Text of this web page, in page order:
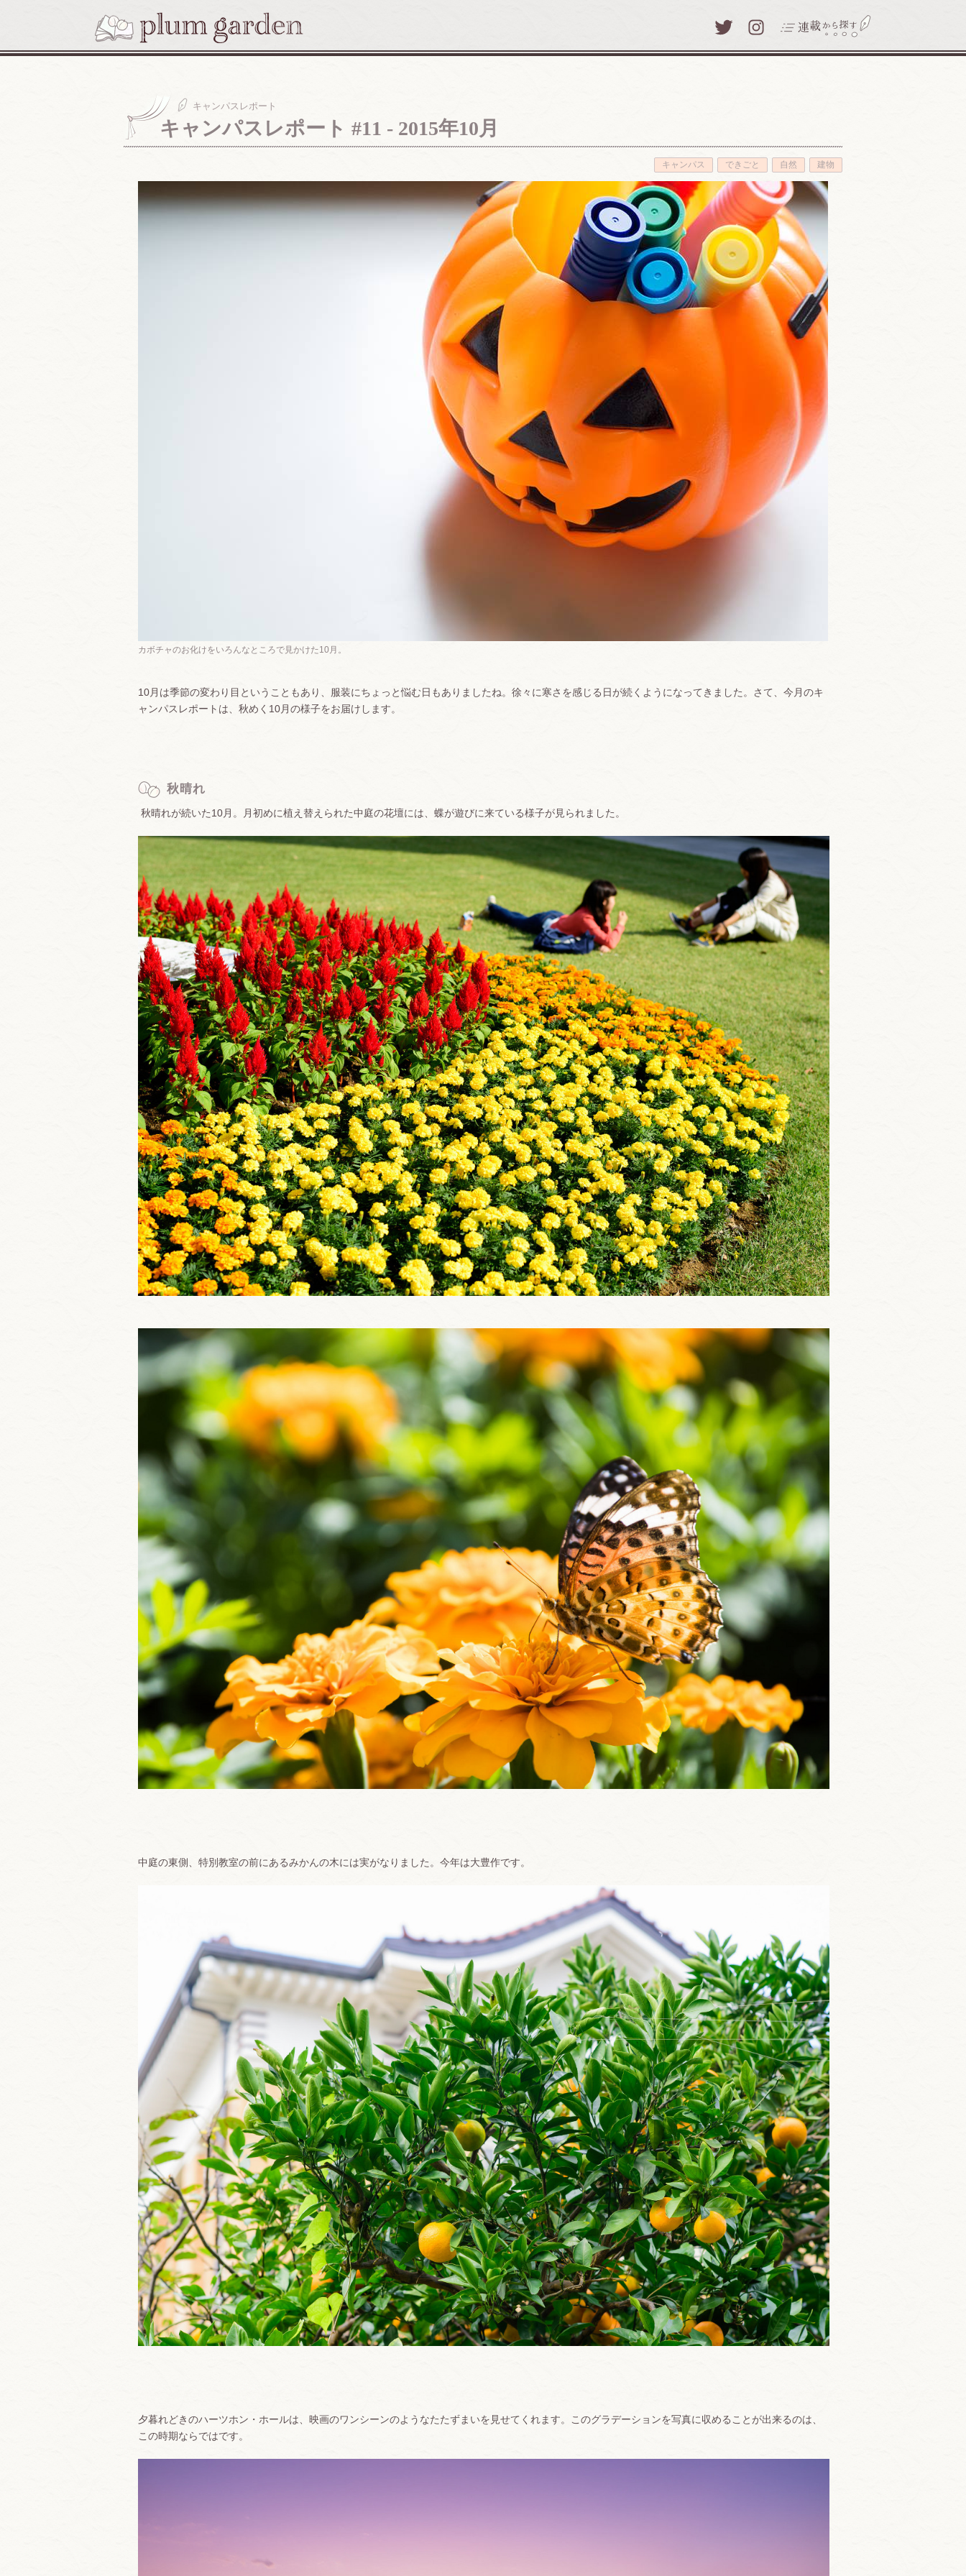
わたしと津田塾大学(39)
わたしのまなびアイテム(8)
津田塾探訪(29)
キャンパスレポート(71)
写真とひとこと(24)
人生と学び(30)
梅いち凛 ～咲いた津田塾生～
(25)
先生、あの話をしてください
(13)
Lens Between US @ Tsuda
University(2)
Lens Between US @ Tsuda
College(6)
つだラボ(30)
Tsuda Tsuda C ～津田塾生の
ホ・ン・ネ～(18)
Twitter Instagram
キャンパスレポート
キャンパスレポート #11 - 2015年10月
キャンパス できごと 自然 建物
カボチャのお化けをいろんなところで見かけた10月。
10月は季節の変わり目ということもあり、服装にちょっと悩む日もありましたね。徐々に寒さを感じる日が続くようになってきました。さて、今月のキ
ャンパスレポートは、秋めく10月の様子をお届けします。
秋晴れ
秋晴れが続いた10月。月初めに植え替えられた中庭の花壇には、蝶が遊びに来ている様子が見られました。
中庭の東側、特別教室の前にあるみかんの木には実がなりました。今年は大豊作です。
夕暮れどきのハーツホン・ホールは、映画のワンシーンのようなたたずまいを見せてくれます。このグラデーションを写真に収めることが出来るのは、
この時期ならではです。